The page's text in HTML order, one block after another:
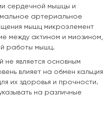
сердечной мышцы и
артериальное
мышц микроэлемент
между актином и миозином,
работы мышц.
не является основным
влияет на обмен кальция
их здоровья и прочности.
на различные